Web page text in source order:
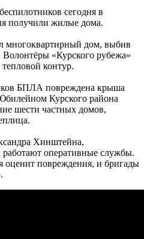
сегодня в
получили жилые дома.
многоквартирный дом, выбив
Волонтёры «Курского рубежа»
контур.
БПЛА повреждена крыша
Курского района
шести частных домов,
Хинштейна,
оперативные службы.
оценит повреждения, и бригады